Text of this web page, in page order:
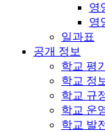
영
영
일과표
공개 정보
학교 평
학교 정
학교 규
학교 운
학교 발